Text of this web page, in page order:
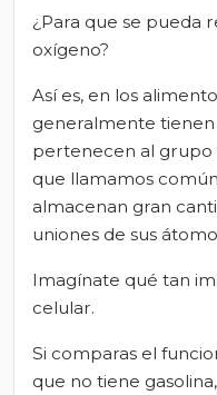
¿Para que se pueda
oxígeno?
Así es, en los
generalmente
pertenecen al grupo
que llamamos
almacenan gran
uniones de sus
Imagínate qué tan
celular.
Si comparas el
que no tiene